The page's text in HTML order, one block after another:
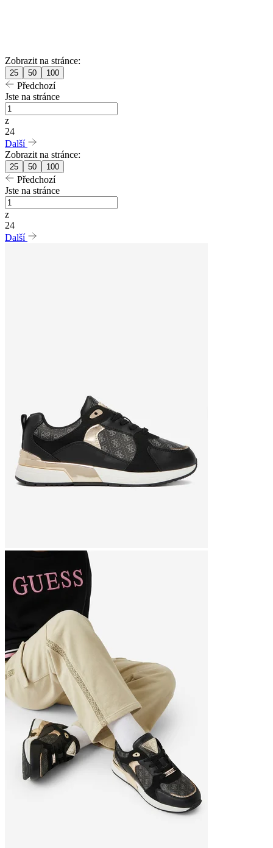
Zobrazit na stránce:
25 50 100
Předchozí
Jste na stránce
z
24
Další
Zobrazit na stránce:
25 50 100
Předchozí
Jste na stránce
z
24
Další